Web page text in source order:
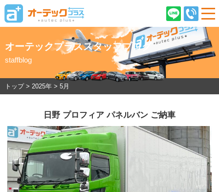
ご契約後のお客様へ 店舗情報
企業情報 採用情報
在庫車情報
オーテックプラスとは
ご購入の流れ
オーテックプラススタッフブログ
staffblog
トップ> 2025年 > 5月
日野 プロフィア パネルバン ご納車